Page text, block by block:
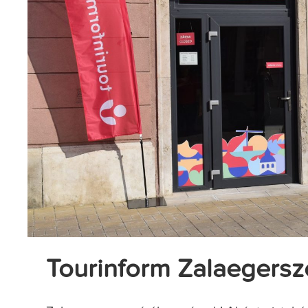
Tourinform